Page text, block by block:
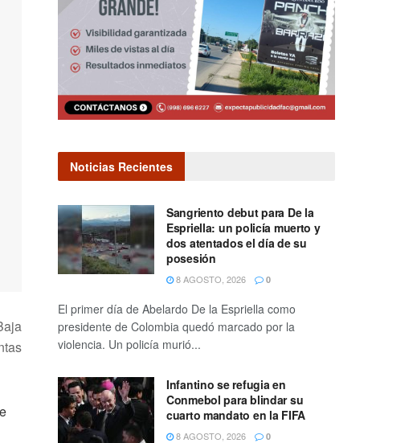
Noticias Recientes
Sangriento debut para De la
Espriella: un policía muerto y
dos atentados el día de su
posesión
8 AGOSTO, 2026 0
El primer día de Abelardo De la Espriella como
presidente de Colombia quedó marcado por la
violencia. Un policía murió...
Infantino se refugia en
Conmebol para blindar su
cuarto mandato en la FIFA
8 AGOSTO, 2026 0